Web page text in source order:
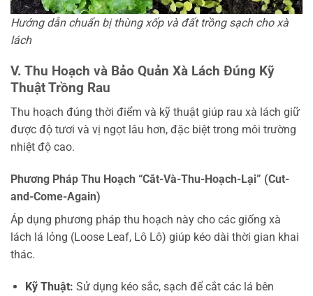
Hướng dẫn chuẩn bị thùng xốp và đất trồng sạch cho xà
lách
V. Thu Hoạch và Bảo Quản Xà Lách Đúng Kỹ
Thuật Trồng Rau
Thu hoạch đúng thời điểm và kỹ thuật giúp rau xà lách giữ
được độ tươi và vị ngọt lâu hơn, đặc biệt trong môi trường
nhiệt độ cao.
Phương Pháp Thu Hoạch “Cắt-Và-Thu-Hoạch-Lại” (Cut-
and-Come-Again)
Áp dụng phương pháp thu hoạch này cho các giống xà
lách lá lỏng (Loose Leaf, Lô Lô) giúp kéo dài thời gian khai
thác.
Kỹ Thuật: Sử dụng kéo sắc, sạch để cắt các lá bên